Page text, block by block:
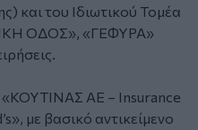
και του Ιδιωτικού Τομέα
ΟΔΟΣ», «ΓΕΦΥΡΑ»
«ΚΟΥΤΙΝΑΣ ΑΕ – Insurance
με βασικό αντικείμενο